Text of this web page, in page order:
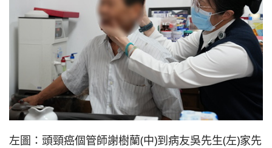
左圖：頭頸癌個管師謝樹蘭(中)到病友吳先生(左)家先